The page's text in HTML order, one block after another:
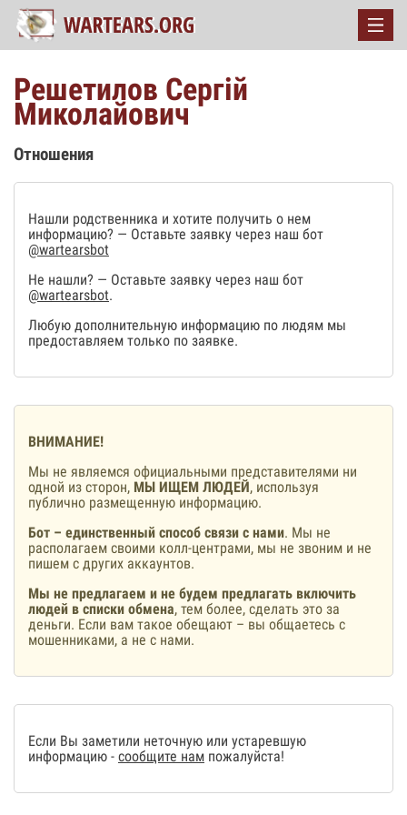
Решетилов Сергій
Миколайович
Отношения
Нашли родственника и хотите получить о нем
информацию? — Оставьте заявку через наш бот
@wartearsbot
Не нашли? — Оставьте заявку через наш бот
@wartearsbot.
Любую дополнительную информацию по людям мы
предоставляем только по заявке.
ВНИМАНИЕ!
Мы не являемся официальными представителями ни
одной из сторон, МЫ ИЩЕМ ЛЮДЕЙ, используя
публично размещенную информацию.
Бот – единственный способ связи с нами. Мы не
располагаем своими колл-центрами, мы не звоним и не
пишем с других аккаунтов.
Мы не предлагаем и не будем предлагать включить
людей в списки обмена, тем более, сделать это за
деньги. Если вам такое обещают – вы общаетесь с
мошенниками, а не с нами.
Если Вы заметили неточную или устаревшую
информацию - сообщите нам пожалуйста!